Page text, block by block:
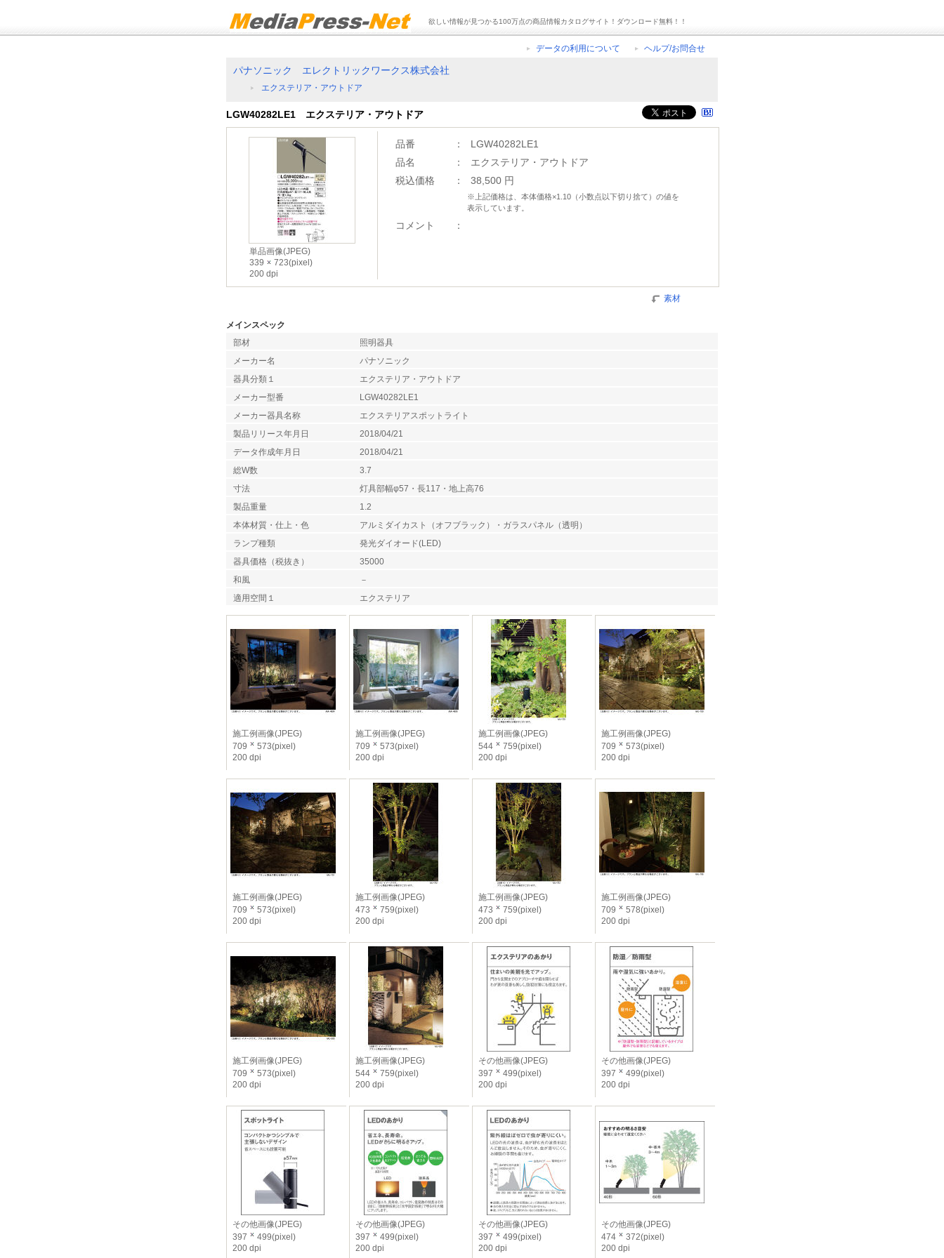
欲しい情報が見つかる100万点の商品情報カタログサイト！ダウンロード無料！！
データの利用について ヘルプ/お問合せ
パナソニック エレクトリックワークス株式会社
エクステリア・アウトドア
LGW40282LE1 エクステリア・アウトドア
単品画像(JPEG)
339
723(pixel)
200 dpi
品番 ：
LGW40282LE1
品名
：
エクステリア・アウトドア
税込価格
： 38,500 円
※上記価格は、本体価格×1.10（小数点以下切り捨て）の値を
表示しています。
コメント ：
素材
メインスペック
部材
照明器具
メーカー名
パナソニック
器具分類１
エクステリア・アウトドア
メーカー型番
LGW40282LE1
メーカー器具名称
エクステリアスポットライト
製品リリース年月日
2018/04/21
データ作成年月日
2018/04/21
総W数
3.7
寸法
灯具部幅φ57・長117・地上高76
製品重量
1.2
本体材質・仕上・色
アルミダイカスト（オフブラック）・ガラスパネル（透明）
ランプ種類
発光ダイオード(LED)
器具価格（税抜き）
35000
和風
－
適用空間１
エクステリア
施工例画像(JPEG)
709
573(pixel)
200 dpi
施工例画像(JPEG)
709
573(pixel)
200 dpi
施工例画像(JPEG)
544
759(pixel)
200 dpi
施工例画像(JPEG)
709
573(pixel)
200 dpi
施工例画像(JPEG)
709
573(pixel)
200 dpi
施工例画像(JPEG)
473
759(pixel)
200 dpi
施工例画像(JPEG)
473
759(pixel)
200 dpi
施工例画像(JPEG)
709
578(pixel)
200 dpi
施工例画像(JPEG)
709
573(pixel)
200 dpi
施工例画像(JPEG)
544
759(pixel)
200 dpi
その他画像(JPEG)
397
499(pixel)
200 dpi
その他画像(JPEG)
397
499(pixel)
200 dpi
その他画像(JPEG)
397
499(pixel)
200 dpi
その他画像(JPEG)
397
499(pixel)
200 dpi
その他画像(JPEG)
397
499(pixel)
200 dpi
その他画像(JPEG)
474
372(pixel)
200 dpi